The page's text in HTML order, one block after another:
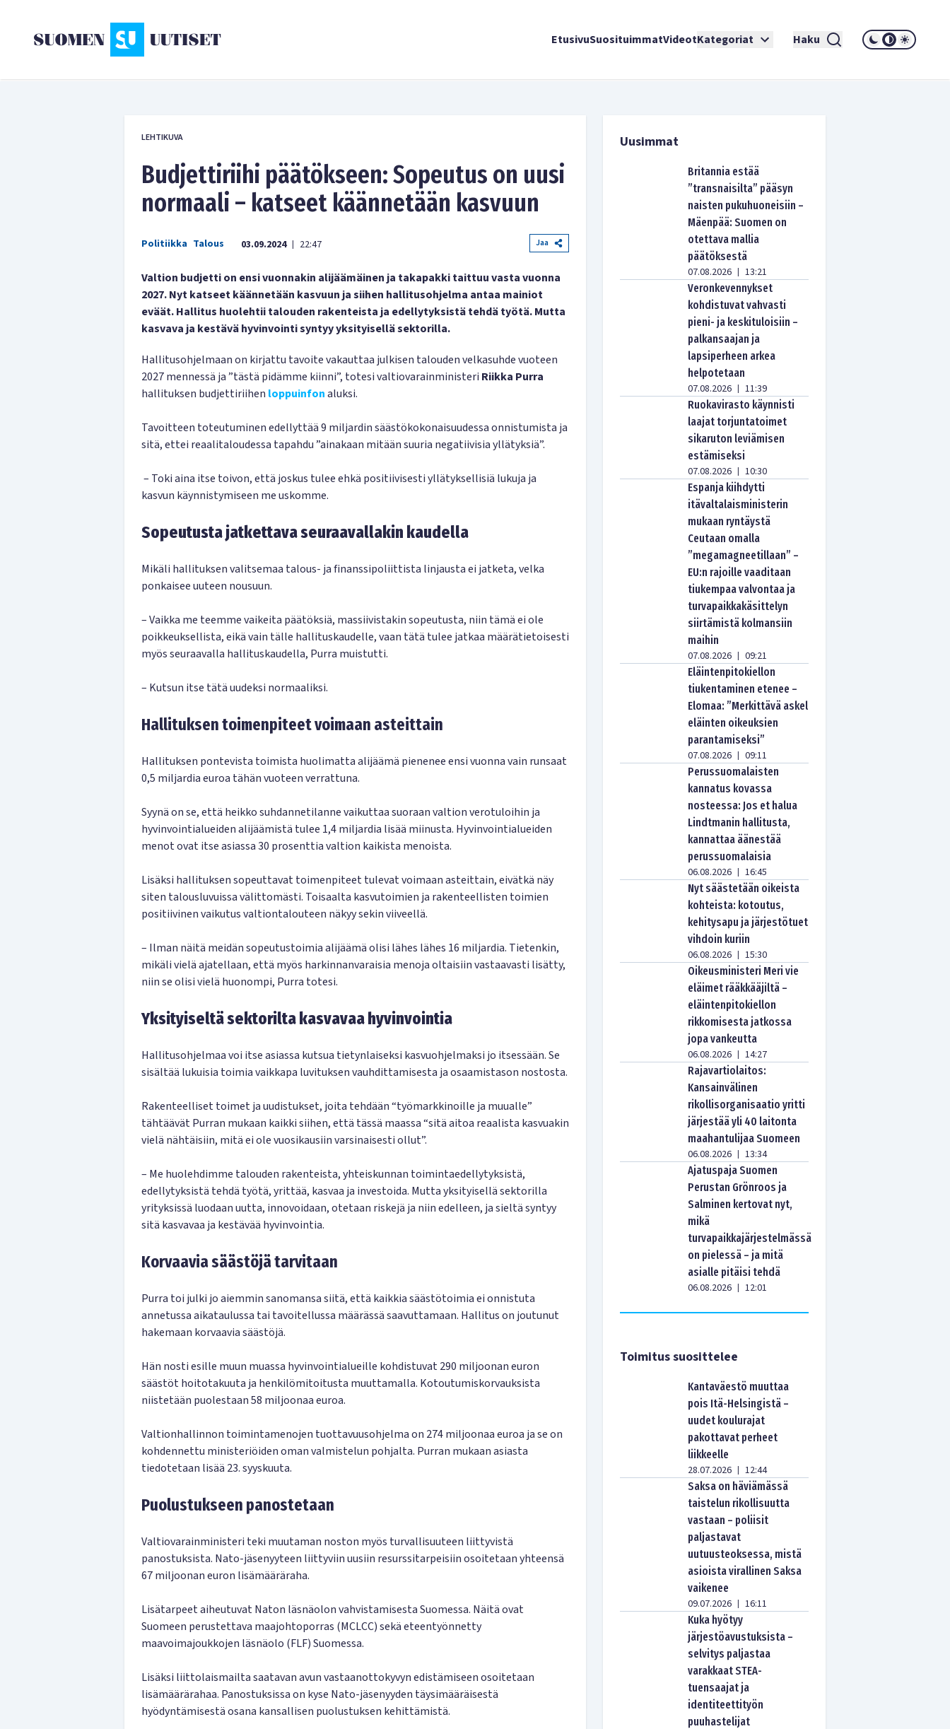
EtusivuSuosituimmatVideotKategoriat Haku
LEHTIKUVA
Budjettiriihi päätökseen: Sopeutus on uusi
normaali – katseet käännetään kasvuun
Politiikka Talous 03.09.2024 | 22:47 Jaa
Valtion budjetti on ensi vuonnakin alijäämäinen ja takapakki taittuu vasta vuonna
2027. Nyt katseet käännetään kasvuun ja siihen hallitusohjelma antaa mainiot
eväät. Hallitus huolehtii talouden rakenteista ja edellytyksistä tehdä työtä. Mutta
kasvava ja kestävä hyvinvointi syntyy yksityisellä sektorilla.
Hallitusohjelmaan on kirjattu tavoite vakauttaa julkisen talouden velkasuhde vuoteen
2027 mennessä ja ”tästä pidämme kiinni”, totesi valtiovarainministeri Riikka Purra
hallituksen budjettiriihen loppuinfonaluksi.
Tavoitteen toteutuminen edellyttää 9 miljardin säästökokonaisuudessa onnistumista ja
sitä, ettei reaalitaloudessa tapahdu ”ainakaan mitään suuria negatiivisia yllätyksiä”.
– Toki aina itse toivon, että joskus tulee ehkä positiivisesti yllätyksellisiä lukuja ja
kasvun käynnistymiseen me uskomme.
Sopeutusta jatkettava seuraavallakin kaudella
Mikäli hallituksen valitsemaa talous- ja finanssipoliittista linjausta ei jatketa, velka
ponkaisee uuteen nousuun.
– Vaikka me teemme vaikeita päätöksiä, massiivistakin sopeutusta, niin tämä ei ole
poikkeuksellista, eikä vain tälle hallituskaudelle, vaan tätä tulee jatkaa määrätietoisesti
myös seuraavalla hallituskaudella, Purra muistutti.
– Kutsun itse tätä uudeksi normaaliksi.
Hallituksen toimenpiteet voimaan asteittain
Hallituksen pontevista toimista huolimatta alijäämä pienenee ensi vuonna vain runsaat
0,5 miljardia euroa tähän vuoteen verrattuna.
Syynä on se, että heikko suhdannetilanne vaikuttaa suoraan valtion verotuloihin ja
hyvinvointialueiden alijäämistä tulee 1,4 miljardia lisää miinusta. Hyvinvointialueiden
menot ovat itse asiassa 30 prosenttia valtion kaikista menoista.
Lisäksi hallituksen sopeuttavat toimenpiteet tulevat voimaan asteittain, eivätkä näy
siten talousluvuissa välittomästi. Toisaalta kasvutoimien ja rakenteellisten toimien
positiivinen vaikutus valtiontalouteen näkyy sekin viiveellä.
– Ilman näitä meidän sopeutustoimia alijäämä olisi lähes lähes 16 miljardia. Tietenkin,
mikäli vielä ajatellaan, että myös harkinnanvaraisia menoja oltaisiin vastaavasti lisätty,
niin se olisi vielä huonompi, Purra totesi.
Yksityiseltä sektorilta kasvavaa hyvinvointia
Hallitusohjelmaa voi itse asiassa kutsua tietynlaiseksi kasvuohjelmaksi jo itsessään. Se
sisältää lukuisia toimia vaikkapa luvituksen vauhdittamisesta ja osaamistason nostosta.
Rakenteelliset toimet ja uudistukset, joita tehdään “työmarkkinoille ja muualle”
tähtäävät Purran mukaan kaikki siihen, että tässä maassa “sitä aitoa reaalista kasvuakin
vielä nähtäisiin, mitä ei ole vuosikausiin varsinaisesti ollut”.
– Me huolehdimme talouden rakenteista, yhteiskunnan toimintaedellytyksistä,
edellytyksistä tehdä työtä, yrittää, kasvaa ja investoida. Mutta yksityisellä sektorilla
yrityksissä luodaan uutta, innovoidaan, otetaan riskejä ja niin edelleen, ja sieltä syntyy
sitä kasvavaa ja kestävää hyvinvointia.
Korvaavia säästöjä tarvitaan
Purra toi julki jo aiemmin sanomansa siitä, että kaikkia säästötoimia ei onnistuta
annetussa aikataulussa tai tavoitellussa määrässä saavuttamaan. Hallitus on joutunut
hakemaan korvaavia säästöjä.
Hän nosti esille muun muassa hyvinvointialueille kohdistuvat 290 miljoonan euron
säästöt hoitotakuuta ja henkilömitoitusta muuttamalla. Kotoutumiskorvauksista
niistetään puolestaan 58 miljoonaa euroa.
Valtionhallinnon toimintamenojen tuottavuusohjelma on 274 miljoonaa euroa ja se on
kohdennettu ministeriöiden oman valmistelun pohjalta. Purran mukaan asiasta
tiedotetaan lisää 23. syyskuuta.
Puolustukseen panostetaan
Valtiovarainministeri teki muutaman noston myös turvallisuuteen liittyvistä
panostuksista. Nato-jäsenyyteen liittyviin uusiin resurssitarpeisiin osoitetaan yhteensä
67 miljoonan euron lisämääräraha.
Lisätarpeet aiheutuvat Naton läsnäolon vahvistamisesta Suomessa. Näitä ovat
Suomeen perustettava maajohtoporras (MCLCC) sekä eteentyönnetty
maavoimajoukkojen läsnäolo (FLF) Suomessa.
Lisäksi liittolaismailta saatavan avun vastaanottokyvyn edistämiseen osoitetaan
lisämäärärahaa. Panostuksissa on kyse Nato-jäsenyyden täysimääräisestä
hyödyntämisestä osana kansallisen puolustuksen kehittämistä.
Uusimmat
Britannia estää
”transnaisilta” pääsyn
naisten pukuhuoneisiin –
Mäenpää: Suomen on
otettava mallia
päätöksestä
07.08.2026 | 13:21
Veronkevennykset
kohdistuvat vahvasti
pieni- ja keskituloisiin –
palkansaajan ja
lapsiperheen arkea
helpotetaan
07.08.2026 | 11:39
Ruokavirasto käynnisti
laajat torjuntatoimet
sikaruton leviämisen
estämiseksi
07.08.2026 | 10:30
Espanja kiihdytti
itävaltalaisministerin
mukaan ryntäystä
Ceutaan omalla
”megamagneetillaan” –
EU:n rajoille vaaditaan
tiukempaa valvontaa ja
turvapaikkakäsittelyn
siirtämistä kolmansiin
maihin
07.08.2026 | 09:21
Eläintenpitokiellon
tiukentaminen etenee –
Elomaa: ”Merkittävä askel
eläinten oikeuksien
parantamiseksi”
07.08.2026 | 09:11
Perussuomalaisten
kannatus kovassa
nosteessa: Jos et halua
Lindtmanin hallitusta,
kannattaa äänestää
perussuomalaisia
06.08.2026 | 16:45
Nyt säästetään oikeista
kohteista: kotoutus,
kehitysapu ja järjestötuet
vihdoin kuriin
06.08.2026 | 15:30
Oikeusministeri Meri vie
eläimet rääkkääjiltä –
eläintenpitokiellon
rikkomisesta jatkossa
jopa vankeutta
06.08.2026 | 14:27
Rajavartiolaitos:
Kansainvälinen
rikollisorganisaatio yritti
järjestää yli 40 laitonta
maahantulijaa Suomeen
06.08.2026 | 13:34
Ajatuspaja Suomen
Perustan Grönroos ja
Salminen kertovat nyt,
mikä
turvapaikkajärjestelmässä
on pielessä – ja mitä
asialle pitäisi tehdä
06.08.2026 | 12:01
Toimitus suosittelee
Kantaväestö muuttaa
pois Itä-Helsingistä –
uudet koulurajat
pakottavat perheet
liikkeelle
28.07.2026 | 12:44
Saksa on häviämässä
taistelun rikollisuutta
vastaan – poliisit
paljastavat
uutuusteoksessa, mistä
asioista virallinen Saksa
vaikenee
09.07.2026 | 16:11
Kuka hyötyy
järjestöavustuksista –
selvitys paljastaa
varakkaat STEA-
tuensaajat ja
identiteettityön
puuhastelijat